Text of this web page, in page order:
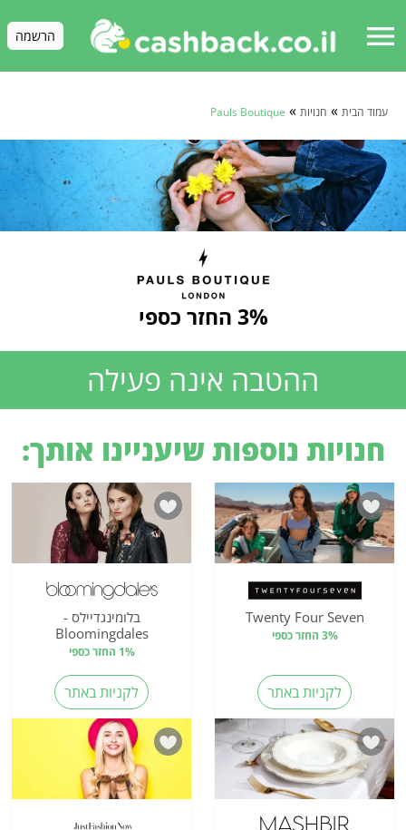
menu הרשמה
עמוד הבית » חנויות »
Pauls Boutique
3% החזר כספי
ההטבה אינה פעילה
חנויות נוספות שיעניינו אותך:
Twenty Four Seven
3% החזר כספי
לקניות באתר
בלומינגדיילס -
Bloomingdales
1% החזר כספי
לקניות באתר